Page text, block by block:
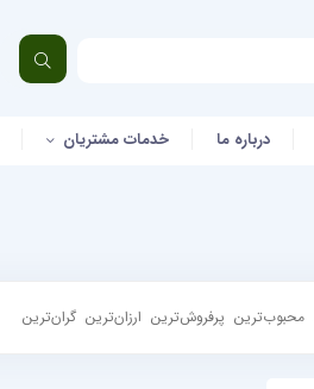
درباره ما خدمات مشتریان
محبوب‌‌ترین پرفروش‌ترین ارزان‌ترین گران‌ترین